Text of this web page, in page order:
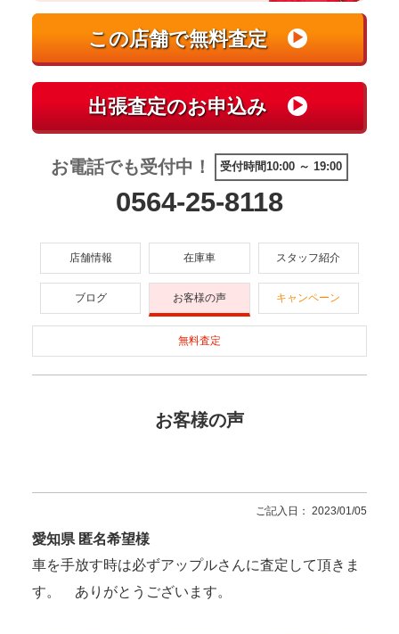
お電話でも受付中！ 受付時間10:00 ～ 19:00
0564-25-8118
店舗情報 在庫車 スタッフ紹介
ブログ お客様の声 キャンペーン
無料査定
お客様の声
ご記入日： 2023/01/05
愛知県 匿名希望様
車を手放す時は必ずアップルさんに査定して頂きま
す。 ありがとうございます。